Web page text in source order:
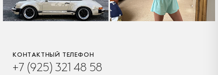
КОНТАКТНЫЙ ТЕЛЕФОН
+7 (925) 321 48 58